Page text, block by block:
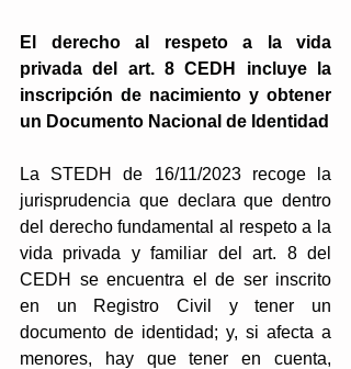
El derecho al respeto a la vida
privada del art. 8 CEDH incluye la
inscripción de nacimiento y obtener
un Documento Nacional de Identidad
La STEDH de 16/11/2023 recoge la
jurisprudencia que declara que dentro
del derecho fundamental al respeto a la
vida privada y familiar del art. 8 del
CEDH se encuentra el de ser inscrito
en un Registro Civil y tener un
documento de identidad; y, si afecta a
menores, hay que tener en cuenta,